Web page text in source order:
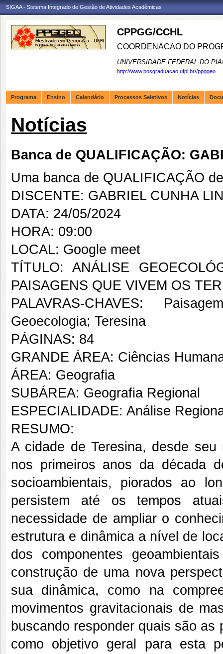
SIGAA - Sistema Integrado de Gestão de Atividades Acadêmicas
CPPGG/CCHL
COORDENACAO DO
UNIVERSIDADE FEDERAL DO
http://www.posgraduacao.ufpi.br//ppggeo
Programa Ensino Calendário Processos Seletivos Notícias
Notícias
Banca de QUALIFICAÇÃO:
Uma banca de QUALIFICAÇÃO
DISCENTE: GABRIEL CUNHA
DATA: 24/05/2024
HORA: 09:00
LOCAL: Google meet
TÍTULO: ANÁLISE
PAISAGENS QUE VIVEM OS
PALAVRAS-CHAVES:
Geoecologia; Teresina
PÁGINAS: 84
GRANDE ÁREA: Ciências
ÁREA: Geografia
SUBÁREA: Geografia Regional
ESPECIALIDADE: Análise
RESUMO:
A cidade de Teresina, desde
nos primeiros anos da década
socioambientais, piorados ao
persistem até os tempos
necessidade de ampliar o
estrutura e dinâmica a nível de
dos componentes
construção de uma nova
sua dinâmica, como na
movimentos gravitacionais de
buscando responder quais são
como objetivo geral para esta